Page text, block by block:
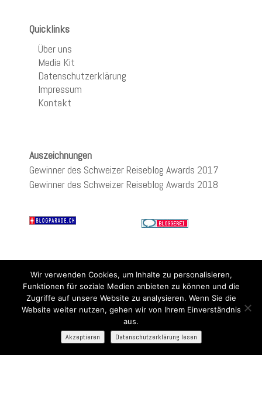
Quicklinks
Über uns
Media Kit
Datenschutzerklärung
Impressum
Kontakt
Auszeichnungen
Gewinner des Schweizer Reiseblog Awards 2017
Gewinner des Schweizer Reiseblog Awards 2018
Wir verwenden Cookies, um Inhalte zu personalisieren,
Funktionen für soziale Medien anbieten zu können und die
Zugriffe auf unsere Website zu analysieren. Wenn Sie die
Website weiter nutzen, gehen wir von Ihrem Einverständnis
aus.
Akzeptieren
Datenschutzerklärung lesen